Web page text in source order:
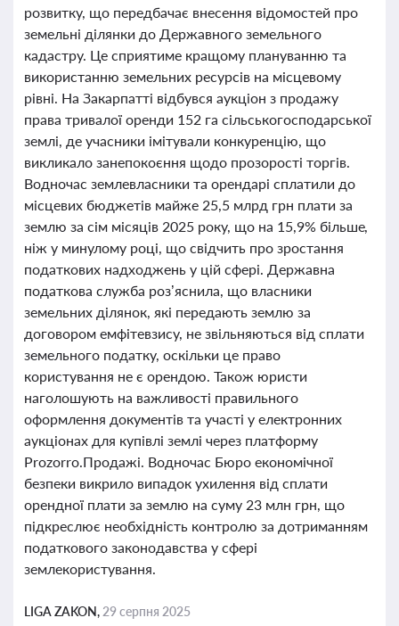
розвитку, що передбачає внесення відомостей про
земельні ділянки до Державного земельного
кадастру. Це сприятиме кращому плануванню та
використанню земельних ресурсів на місцевому
рівні. На Закарпатті відбувся аукціон з продажу
права тривалої оренди 152 га сільськогосподарської
землі, де учасники імітували конкуренцію, що
викликало занепокоєння щодо прозорості торгів.
Водночас землевласники та орендарі сплатили до
місцевих бюджетів майже 25,5 млрд грн плати за
землю за сім місяців 2025 року, що на 15,9% більше,
ніж у минулому році, що свідчить про зростання
податкових надходжень у цій сфері. Державна
податкова служба роз’яснила, що власники
земельних ділянок, які передають землю за
договором емфітевзису, не звільняються від сплати
земельного податку, оскільки це право
користування не є орендою. Також юристи
наголошують на важливості правильного
оформлення документів та участі у електронних
аукціонах для купівлі землі через платформу
Prozorro.Продажі. Водночас Бюро економічної
безпеки викрило випадок ухилення від сплати
орендної плати за землю на суму 23 млн грн, що
підкреслює необхідність контролю за дотриманням
податкового законодавства у сфері
землекористування.
LIGA ZAKON, 29 серпня 2025